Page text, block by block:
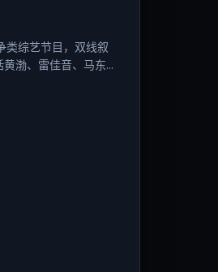
类综艺节目，双线叙
渤、雷佳音、马东锡